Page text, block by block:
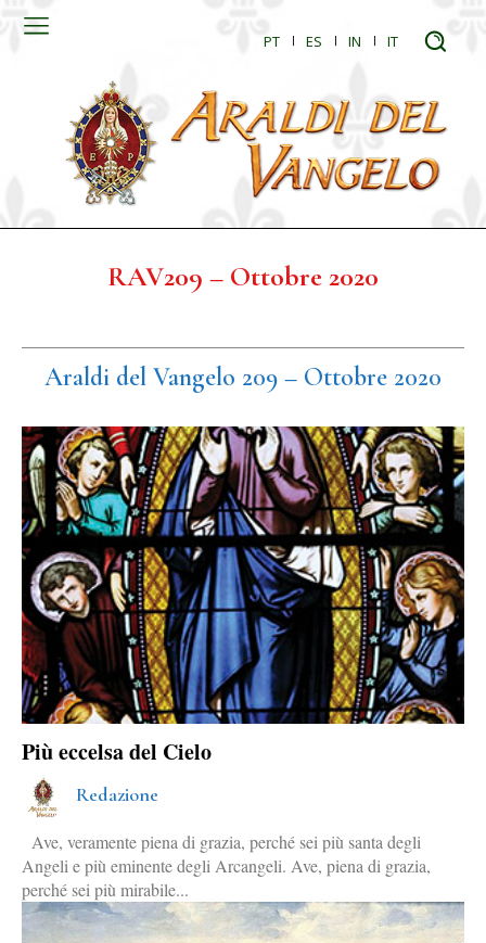
PT ES IN IT
RAV209 – Ottobre 2020
Araldi del Vangelo 209 – Ottobre 2020
Più eccelsa del Cielo
Redazione
Ave, veramente piena di grazia, perché sei più santa degli
Angeli e più eminente degli Arcangeli. Ave, piena di grazia,
perché sei più mirabile...